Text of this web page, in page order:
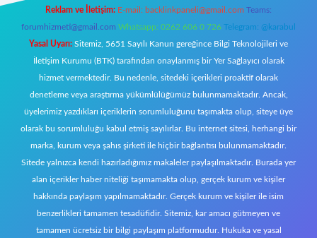
Reklam ve İletişim: E-mail: backlinkpaneli@gmail.com Teams:
forumhizmeti@gmail.com Whatsapp: 0262 606 0 726 Telegram: @karabul
Yasal Uyarı: Sitemiz, 5651 Sayılı Kanun gereğince Bilgi Teknolojileri ve
İletişim Kurumu (BTK) tarafından onaylanmış bir Yer Sağlayıcı olarak
hizmet vermektedir. Bu nedenle, sitedeki içerikleri proaktif olarak
denetleme veya araştırma yükümlülüğümüz bulunmamaktadır. Ancak,
üyelerimiz yazdıkları içeriklerin sorumluluğunu taşımakta olup, siteye üye
olarak bu sorumluluğu kabul etmiş sayılırlar. Bu internet sitesi, herhangi bir
marka, kurum veya şahıs şirketi ile hiçbir bağlantısı bulunmamaktadır.
Sitede yalnızca kendi hazırladığımız makaleler paylaşılmaktadır. Burada yer
alan içerikler haber niteliği taşımamakta olup, gerçek kurum ve kişiler
hakkında paylaşım yapılmamaktadır. Gerçek kurum ve kişiler ile isim
benzerlikleri tamamen tesadüfidir. Sitemiz, kar amacı gütmeyen ve
tamamen ücretsiz bir bilgi paylaşım platformudur. Hukuka ve yasal